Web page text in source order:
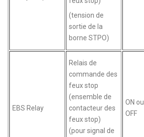
(tension de
sortie de la
borne STPO)
EBS Relay
Relais de
commande des
feux stop
(ensemble de
contacteur des
feux stop)
(pour signal de
ON ou
OFF